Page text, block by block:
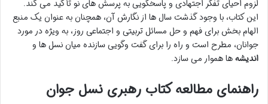
لزوم احیای تفکر اجتهادی و پاسخگویی به پرسش های نو تأکید می کند.
این کتاب، با وجود گذشت سال ها از نگارش آن، همچنان به عنوان یک منبع
الهام بخش برای فهم و حل مسائل تربیتی و اجتماعی روز، به ویژه در مورد
جوانان، مطرح است و راه را برای گفت وگویی سازنده میان نسل ها و
اندیشهها هموار می سازد.
راهنمای مطالعه کتاب رهبری نسل جوان